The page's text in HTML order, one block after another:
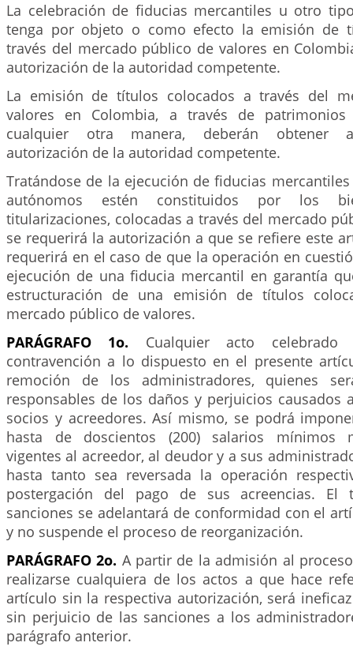
La celebración de fiducias mercantiles u otro
tenga por objeto o como efecto la emisión de
través del mercado público de valores en
autorización de la autoridad competente.
La emisión de títulos colocados a través del
valores en Colombia, a través de
cualquier otra manera, deberán obtener
autorización de la autoridad competente.
Tratándose de la ejecución de fiducias
autónomos estén constituidos por los
titularizaciones, colocadas a través del mercado
se requerirá la autorización a que se refiere este
requerirá en el caso de que la operación en
ejecución de una fiducia mercantil en garantía
estructuración de una emisión de títulos
mercado público de valores.
PARÁGRAFO 1o. Cualquier acto
contravención a lo dispuesto en el presente
remoción de los administradores, quienes
responsables de los daños y perjuicios causados
socios y acreedores. Así mismo, se podrá
hasta de doscientos (200) salarios mínimos
vigentes al acreedor, al deudor y a sus
hasta tanto sea reversada la operación
postergación del pago de sus acreencias. El
sanciones se adelantará de conformidad con el
y no suspende el proceso de reorganización.
PARÁGRAFO 2o. A partir de la admisión al
realizarse cualquiera de los actos a que hace
artículo sin la respectiva autorización, será
sin perjuicio de las sanciones a los
parágrafo anterior.